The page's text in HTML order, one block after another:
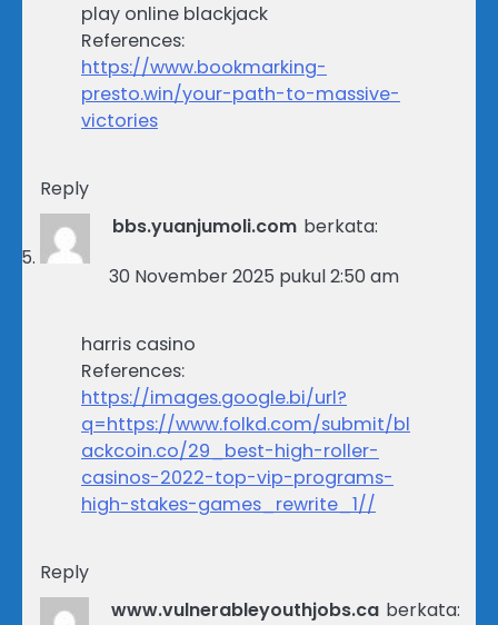
play online blackjack
References:
https://www.bookmarking-
presto.win/your-path-to-massive-
victories
Reply
bbs.yuanjumoli.com berkata:
30 November 2025 pukul 2:50 am
harris casino
References:
https://images.google.bi/url?
q=https://www.folkd.com/submit/bl
ackcoin.co/29_best-high-roller-
casinos-2022-top-vip-programs-
high-stakes-games_rewrite_1//
Reply
www.vulnerableyouthjobs.ca berkata: